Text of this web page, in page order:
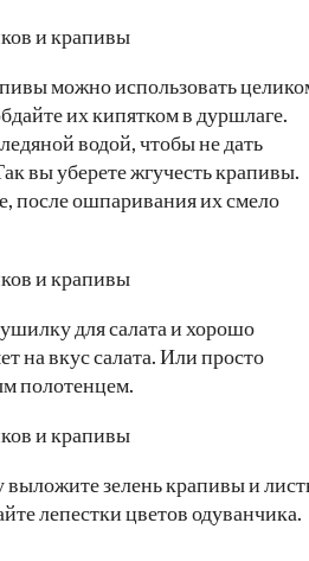
можно использовать
их кипятком в дуршлаге.
водой, чтобы не дать
вы уберете жгучесть крапивы.
после ошпаривания их смело
для салата и хорошо
на вкус салата. Или просто
полотенцем.
зелень крапивы и
лепестки цветов одуванчика.